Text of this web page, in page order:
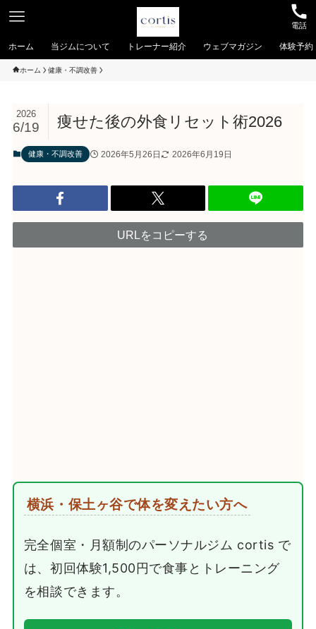
電話
ホーム 当ジムについて トレーナー紹介 ウェブマガジン 体験予約
ホーム 健康・不調改善
痩せた後の外食リセット術2026
2026
6/19
健康・不調改善 2026年5月26日 2026年6月19日
URLをコピーする
横浜・保土ヶ谷で体を変えたい方へ
完全個室・月額制のパーソナルジム cortis で
は、初回体験1,500円で食事とトレーニング
を相談できます。